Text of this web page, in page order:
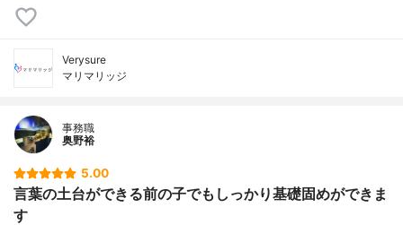
Verysure
マリマリッジ
事務職
奥野裕
5.00
言葉の土台ができる前の子でもしっかり基礎固めができま
す